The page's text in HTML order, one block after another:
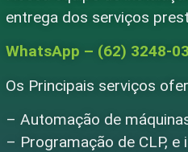
entrega dos serviços
WhatsApp – (62) 3248-
Os Principais serviços
– Automação de
– Programação de CLP,